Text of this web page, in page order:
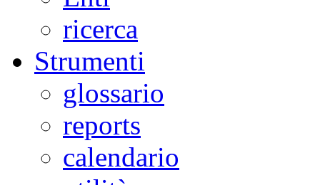
ricerca
Strumenti
glossario
reports
calendario